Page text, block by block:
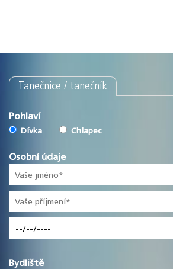
Tanečnice / tanečník
Pohlaví
Dívka Chlapec
Osobní údaje
Bydliště